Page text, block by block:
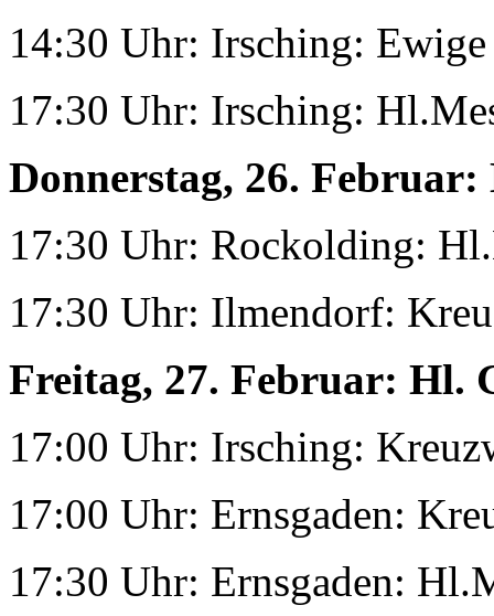
14:30 Uhr: Irsching:
17:30 Uhr: Irsching:
Donnerstag, 26. Februar:
17:30 Uhr: Rockolding:
17:30 Uhr: Ilmendorf:
Freitag, 27. Februar: Hl.
17:00 Uhr: Irsching:
17:00 Uhr: Ernsgaden:
17:30 Uhr: Ernsgaden: